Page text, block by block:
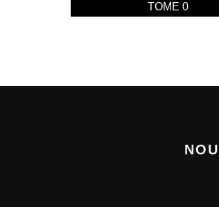
TOME 0